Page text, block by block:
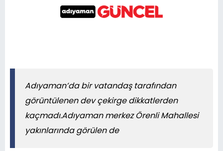
Adıyaman’da bir vatandaş tarafından
görüntülenen dev çekirge dikkatlerden
kaçmadı.Adıyaman merkez Örenli Mahallesi
yakınlarında görülen de